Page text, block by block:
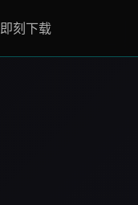
即刻下载